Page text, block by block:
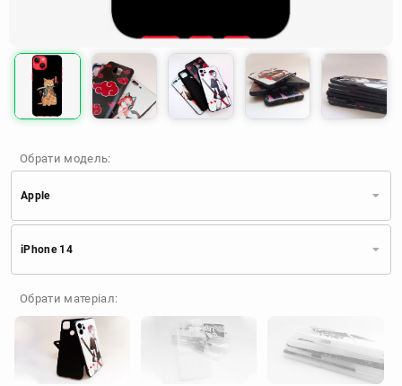
Обрати модель:
Apple
Apple
Huawei
TECNO
Google
Doogee
Infinix
Sony
Motorola
iPhone 14
Обрати матеріал: